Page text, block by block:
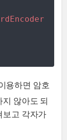
용하면 암호
않아도 되
보고 각자가